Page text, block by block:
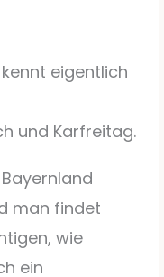
eigentlich
und Karfreitag.
man findet
wie
ein